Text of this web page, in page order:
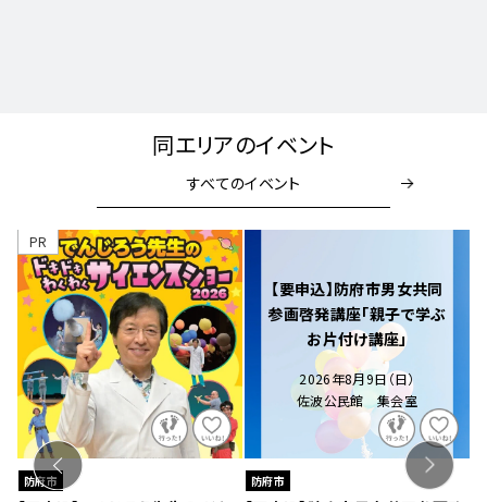
同エリアのイベント
すべてのイベント
PR
防府市
【要申込】防府市男女共同
参画啓発講座「親子で学ぶ
お片付け講座」
2026年8月9日（日）
佐波公民館 集会室
防府市